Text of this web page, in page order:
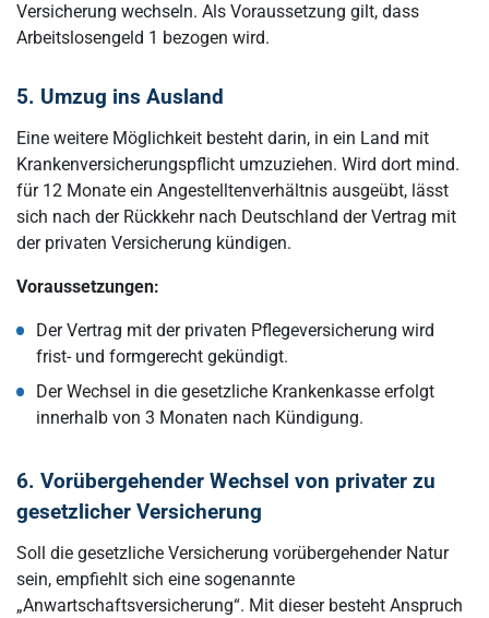
Versicherung wechseln. Als Voraussetzung gilt, dass
Arbeitslosengeld 1 bezogen wird.
5. Umzug ins Ausland
Eine weitere Möglichkeit besteht darin, in ein Land mit
Krankenversicherungspflicht umzuziehen. Wird dort mind.
für 12 Monate ein Angestelltenverhältnis ausgeübt, lässt
sich nach der Rückkehr nach Deutschland der Vertrag mit
der privaten Versicherung kündigen.
Voraussetzungen:
Der Vertrag mit der privaten Pflegeversicherung wird
frist- und formgerecht gekündigt.
Der Wechsel in die gesetzliche Krankenkasse erfolgt
innerhalb von 3 Monaten nach Kündigung.
6. Vorübergehender Wechsel von privater zu
gesetzlicher Versicherung
Soll die gesetzliche Versicherung vorübergehender Natur
sein, empfiehlt sich eine sogenannte
„Anwartschaftsversicherung“. Mit dieser besteht Anspruch